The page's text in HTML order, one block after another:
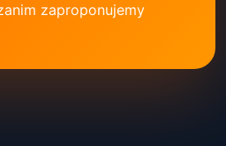
zaproponujemy